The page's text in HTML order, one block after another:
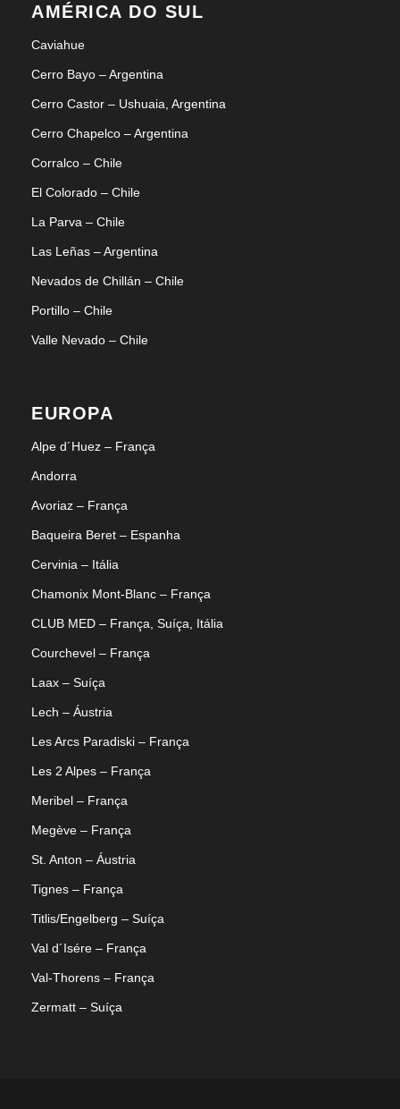
AMÉRICA DO SUL
Caviahue
Cerro Bayo – Argentina
Cerro Castor – Ushuaia, Argentina
Cerro Chapelco – Argentina
Corralco – Chile
El Colorado – Chile
La Parva – Chile
Las Leñas – Argentina
Nevados de Chillán – Chile
Portillo – Chile
Valle Nevado – Chile
EUROPA
Alpe d´Huez – França
Andorra
Avoriaz – França
Baqueira Beret – Espanha
Cervinia – Itália
Chamonix Mont-Blanc – França
CLUB MED – França, Suíça, Itália
Courchevel – França
Laax – Suíça
Lech – Áustria
Les Arcs Paradiski – França
Les 2 Alpes – França
Meribel – França
Megève – França
St. Anton – Áustria
Tignes – França
Titlis/Engelberg – Suíça
Val d´Isére – França
Val-Thorens – França
Zermatt – Suíça